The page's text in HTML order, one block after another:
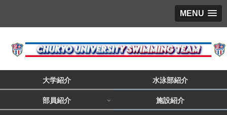
MENU
大学紹介 水泳部紹介
部員紹介 施設紹介